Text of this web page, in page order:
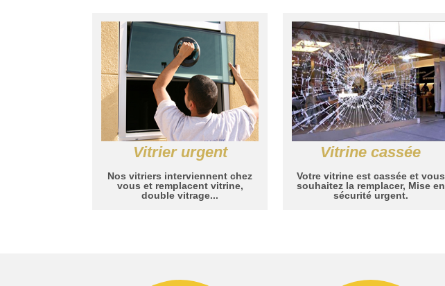
Vitrier urgent
Nos vitriers interviennent chez
vous et remplacent vitrine,
double vitrage...
Vitrine cassée
Votre vitrine est cassée et vous
souhaitez la remplacer, Mise en
sécurité urgent.